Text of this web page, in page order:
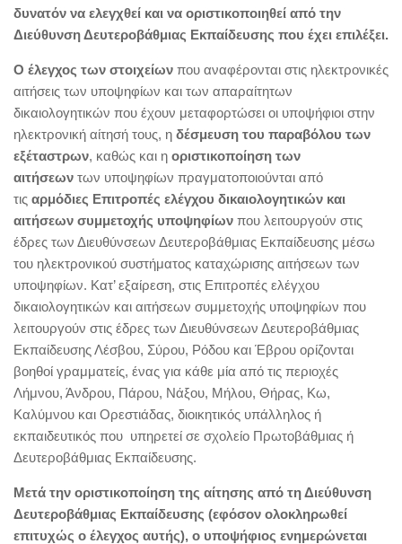
δυνατόν να ελεγχθεί και να οριστικοποιηθεί από την
Διεύθυνση Δευτεροβάθμιας Εκπαίδευσης που έχει επιλέξει.
Ο έλεγχος των στοιχείων που αναφέρονται στις ηλεκτρονικές
αιτήσεις των υποψηφίων και των απαραίτητων
δικαιολογητικών που έχουν μεταφορτώσει οι υποψήφιοι στην
ηλεκτρονική αίτησή τους, η δέσμευση του παραβόλου των
εξέταστρων, καθώς και η οριστικοποίηση των
αιτήσεων των υποψηφίων πραγματοποιούνται από
τις αρμόδιες Επιτροπές ελέγχου δικαιολογητικών και
αιτήσεων συμμετοχής υποψηφίων που λειτουργούν στις
έδρες των Διευθύνσεων Δευτεροβάθμιας Εκπαίδευσης μέσω
του ηλεκτρονικού συστήματος καταχώρισης αιτήσεων των
υποψηφίων. Κατ’ εξαίρεση, στις Επιτροπές ελέγχου
δικαιολογητικών και αιτήσεων συμμετοχής υποψηφίων που
λειτουργούν στις έδρες των Διευθύνσεων Δευτεροβάθμιας
Εκπαίδευσης Λέσβου, Σύρου, Ρόδου και Έβρου ορίζονται
βοηθοί γραμματείς, ένας για κάθε μία από τις περιοχές
Λήμνου, Άνδρου, Πάρου, Νάξου, Μήλου, Θήρας, Κω,
Καλύμνου και Ορεστιάδας, διοικητικός υπάλληλος ή
εκπαιδευτικός που υπηρετεί σε σχολείο Πρωτοβάθμιας ή
Δευτεροβάθμιας Εκπαίδευσης.
Μετά την οριστικοποίηση της αίτησης από τη Διεύθυνση
Δευτεροβάθμιας Εκπαίδευσης (εφόσον ολοκληρωθεί
επιτυχώς ο έλεγχος αυτής), ο υποψήφιος ενημερώνεται